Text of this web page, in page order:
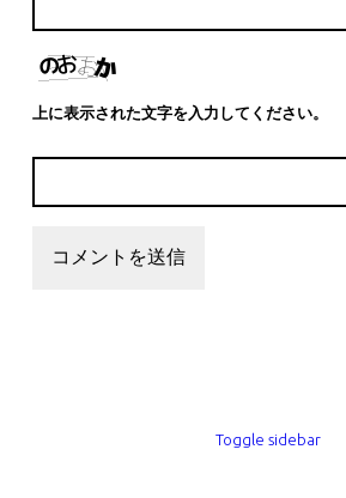
上に表示された文字を入力してください。
Toggle sidebar